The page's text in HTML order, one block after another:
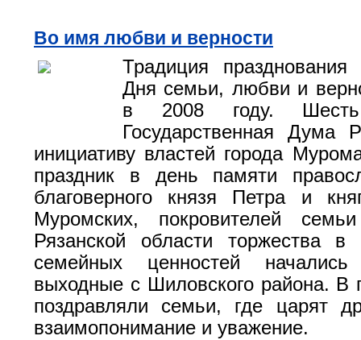
Во имя любви и верности
Традиция празднования
Дня семьи, любви и
в 2008 году.
Государственная Дума
инициативу властей города
праздник в день памяти
благоверного князя Петра и
Муромских, покровителей
Рязанской области торжества в
семейных ценностей
выходные с Шиловского района. В
поздравляли семьи, где царят
взаимопонимание и уважение.